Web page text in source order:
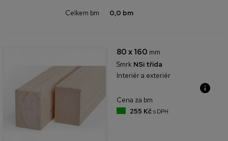
Celkem bm 0,0 bm
80 x 160 mm
Smrk NSi třída
Interiér a exteriér
Cena za bm
255 Kč s DPH